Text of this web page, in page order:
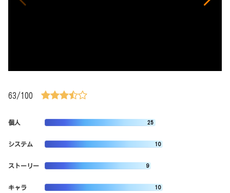
63/100
個人 25
システム 10
ストーリー 9
キャラ 10